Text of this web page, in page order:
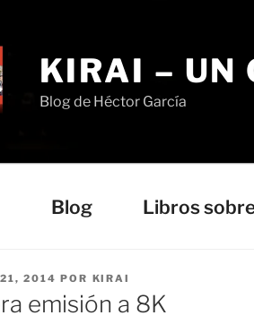
KIRAI – UN
Blog de Héctor García
Blog Libros
21, 2014 POR KIRAI
emisión a 8K